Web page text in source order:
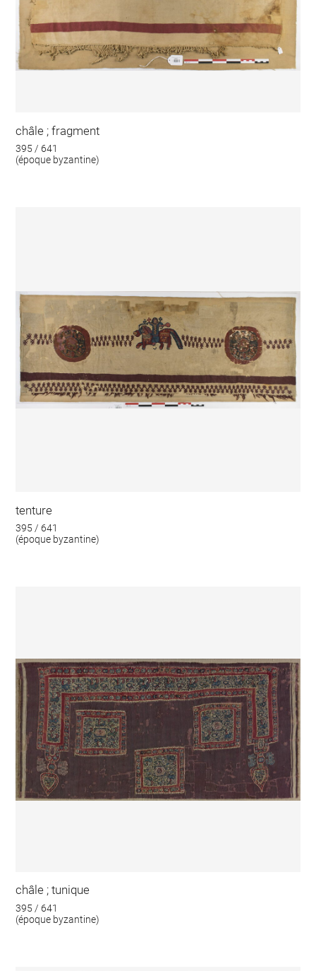
châle ; fragment
395 / 641
(époque byzantine)
tenture
395 / 641
(époque byzantine)
châle ; tunique
395 / 641
(époque byzantine)